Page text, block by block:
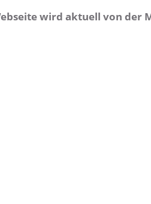
wird aktuell von der